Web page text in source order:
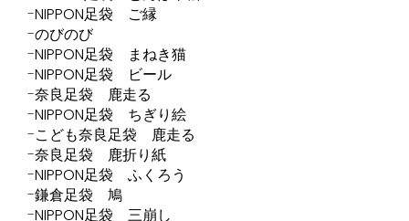
NIPPON足袋 ご縁
のびのび
NIPPON足袋 まねき猫
NIPPON足袋 ビール
奈良足袋 鹿走る
NIPPON足袋 ちぎり絵
こども奈良足袋 鹿走る
奈良足袋 鹿折り紙
NIPPON足袋 ふくろう
鎌倉足袋 鳩
NIPPON足袋 三崩し